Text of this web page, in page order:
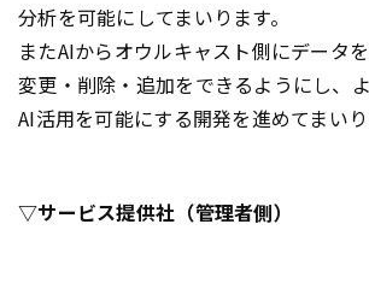
分析を可能にしてまいります。
またAIからオウルキャスト側にデータ
変更・削除・追加をできるようにし、
AI活用を可能にする開発を進めてまいり
▽サービス提供社（管理者側）